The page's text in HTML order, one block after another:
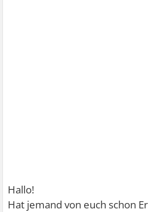
Hallo!
Hat jemand von euch schon